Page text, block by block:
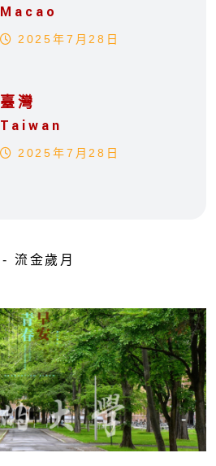
Macao
2025年7月28日
臺灣
Taiwan
2025年7月28日